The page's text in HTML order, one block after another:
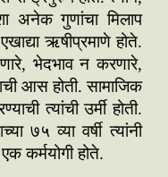
अनेक गुणांचा मिलाप
ऋषीप्रमाणे होते.
भेदभाव न करणारे,
आस होती. सामाजिक
त्यांची उर्मी होती.
७५ व्या वर्षी त्यांनी
कर्मयोगी होते.